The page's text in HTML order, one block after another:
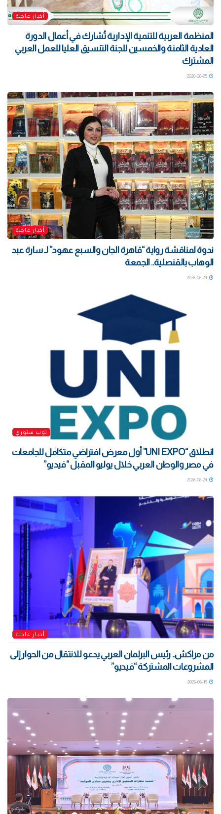
أخبار عاجلة
المنظمة العربية للتنمية الإدارية تُشارك في أعمال الدورة
العادية الثامنة والخمسين للجنة التنسيق العليا للعمل العربي
المشترك
أخبار عاجلة
ندوة لمناقشة رواية “قاهرة الجان والسبع عهود” لـ سارة عبد
الوهاب بالقنصلية.. الجمعة
توب ستوري
انطلاق “UNI EXPO” أول معرض افتراضي متكامل للجامعات
في مصر والوطن العربي خلال يوليو المقبل “فيديو”
أخبار عاجلة
من مراكش.. رئيس البرلمان العربي يدعو للانتقال من الحوار إلى
المشروعات المشتركة “فيديو”